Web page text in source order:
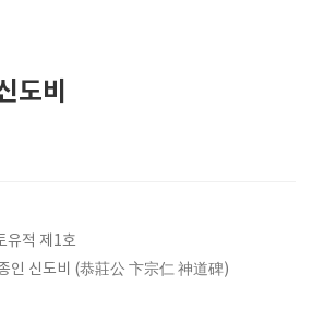
도비
유적 제1호
인 신도비 (恭莊公 卞宗仁 神道碑)